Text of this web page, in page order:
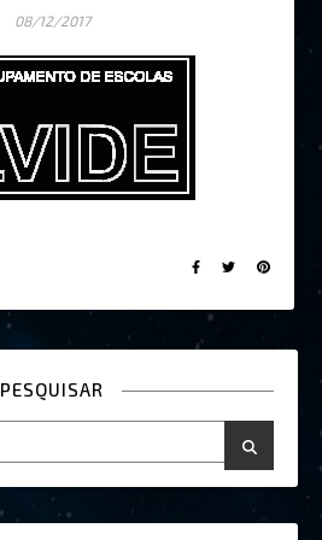
08/12/2017
PESQUISAR